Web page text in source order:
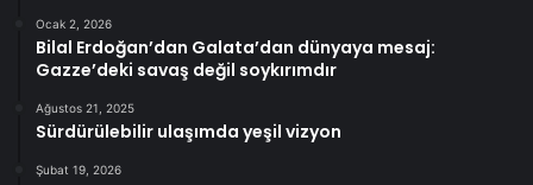
Ocak 2, 2026
Bilal Erdoğan’dan Galata’dan dünyaya mesaj:
Gazze’deki savaş değil soykırımdır
Ağustos 21, 2025
Sürdürülebilir ulaşımda yeşil vizyon
Şubat 19, 2026